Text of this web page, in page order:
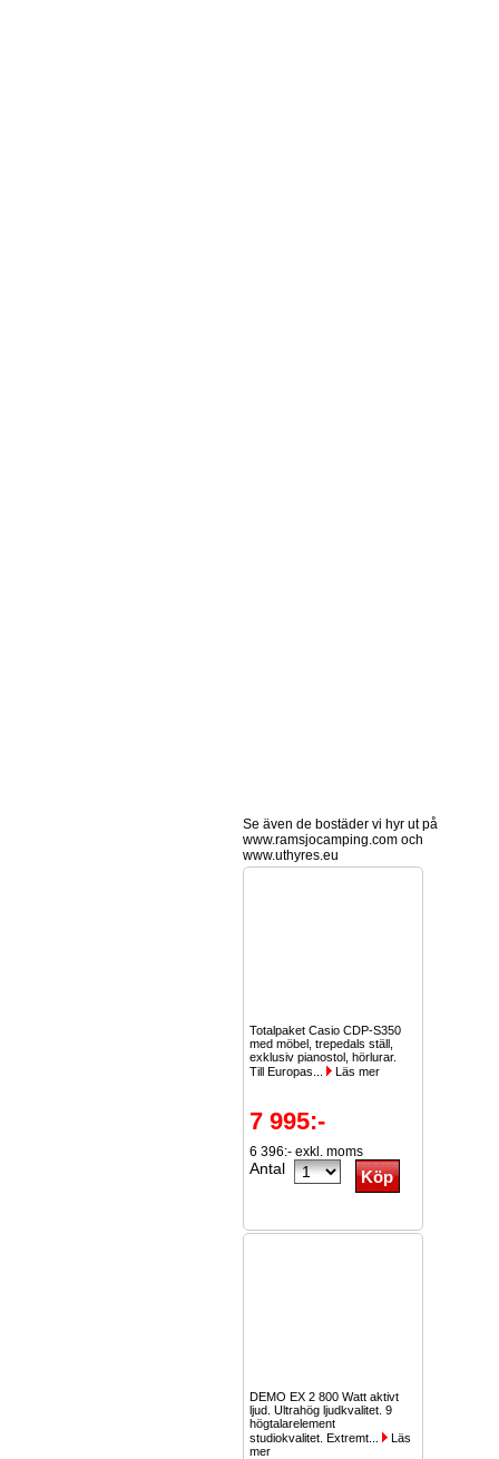
Se även de bostäder vi hyr ut på
www.ramsjocamping.com och
www.uthyres.eu
Totalpaket Casio CDP-S350
med möbel, trepedals ställ,
exklusiv pianostol, hörlurar.
Till Europas...
Läs mer
7 995:-
6 396:- exkl. moms
Antal
DEMO EX 2 800 Watt aktivt
ljud. Ultrahög ljudkvalitet. 9
högtalarelement
studiokvalitet. Extremt...
Läs
mer